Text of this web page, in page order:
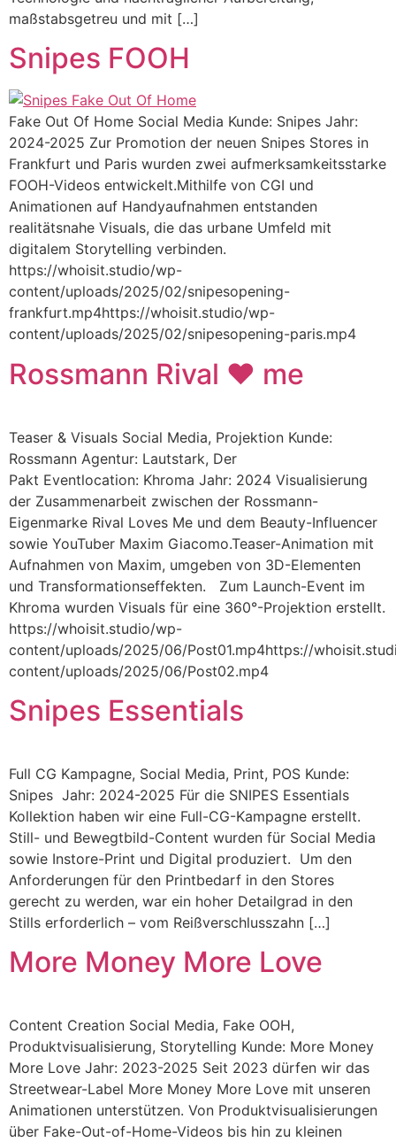
maßstabsgetreu und mit […]
Snipes FOOH
Fake Out Of Home Social Media Kunde: Snipes Jahr:
2024-2025 Zur Promotion der neuen Snipes Stores in
Frankfurt und Paris wurden zwei aufmerksamkeitsstarke
FOOH-Videos entwickelt.Mithilfe von CGI und
Animationen auf Handyaufnahmen entstanden
realitätsnahe Visuals, die das urbane Umfeld mit
digitalem Storytelling verbinden.
https://whoisit.studio/wp-
content/uploads/2025/02/snipesopening-
frankfurt.mp4https://whoisit.studio/wp-
content/uploads/2025/02/snipesopening-paris.mp4
Rossmann Rival ♥ me
Teaser & Visuals Social Media, Projektion Kunde:
Rossmann Agentur: Lautstark, Der
Pakt Eventlocation: Khroma Jahr: 2024 Visualisierung
der Zusammenarbeit zwischen der Rossmann-
Eigenmarke Rival Loves Me und dem Beauty-Influencer
sowie YouTuber Maxim Giacomo.Teaser-Animation mit
Aufnahmen von Maxim, umgeben von 3D-Elementen
und Transformationseffekten. Zum Launch-Event im
Khroma wurden Visuals für eine 360°-Projektion erstellt.
https://whoisit.studio/wp-
content/uploads/2025/06/Post01.mp4https://
content/uploads/2025/06/Post02.mp4
Snipes Essentials
Full CG Kampagne, Social Media, Print, POS Kunde:
Snipes Jahr: 2024-2025 Für die SNIPES Essentials
Kollektion haben wir eine Full-CG-Kampagne erstellt.
Still- und Bewegtbild-Content wurden für Social Media
sowie Instore-Print und Digital produziert. Um den
Anforderungen für den Printbedarf in den Stores
gerecht zu werden, war ein hoher Detailgrad in den
Stills erforderlich – vom Reißverschlusszahn […]
More Money More Love
Content Creation Social Media, Fake OOH,
Produktvisualisierung, Storytelling Kunde: More Money
More Love Jahr: 2023-2025 Seit 2023 dürfen wir das
Streetwear-Label More Money More Love mit unseren
Animationen unterstützen. Von Produktvisualisierungen
über Fake-Out-of-Home-Videos bis hin zu kleinen